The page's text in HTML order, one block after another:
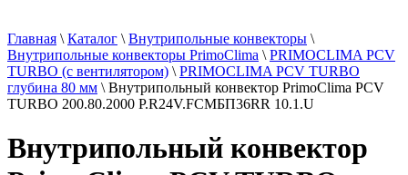
Главная \ Каталог \ Внутрипольные конвекторы \
Внутрипольные конвекторы PrimoClima \ PRIMOCLIMA PCV
TURBO (c вентилятором) \ PRIMOCLIMA PCV TURBO
глубина 80 мм \ Внутрипольный конвектор PrimoClima PCV
TURBO 200.80.2000 P.R24V.FCMБП36RR 10.1.U
Внутрипольный конвектор